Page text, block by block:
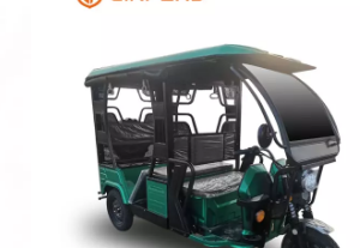
전기 여객 세발 자전거
전기 인력거
전기 오토바이
EEC 자동차
Eec 전기 자동차